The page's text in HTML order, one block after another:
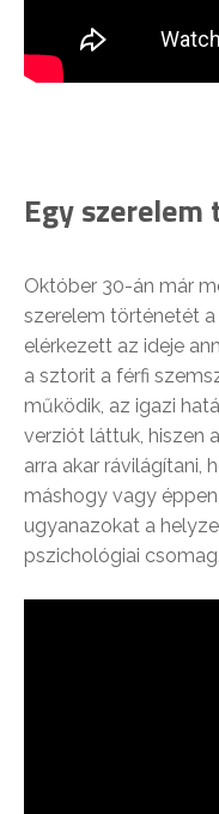
Egy
Október 30-án már
szerelem történetét
elérkezett az ideje
a sztorit a férfi
működik, az igazi
verziót láttuk, hiszen
arra akar rávilágítani,
máshogy vagy
ugyanazokat a
pszichológiai